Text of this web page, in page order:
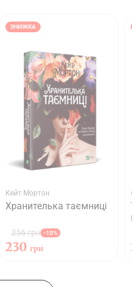
ЗНИЖКА
Кейт Мортон
Хранителька таємниці
256 грн -10%
230 грн